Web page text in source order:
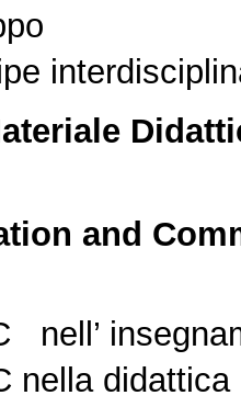
and
nell’
nella